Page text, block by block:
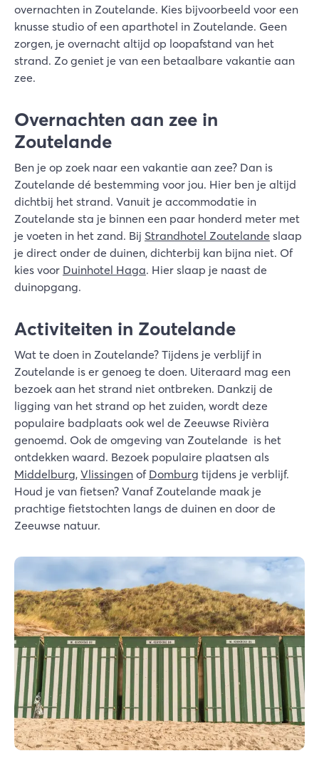
overnachten in Zoutelande. Kies bijvoorbeeld voor een
knusse studio of een aparthotel in Zoutelande. Geen
zorgen, je overnacht altijd op loopafstand van het
strand. Zo geniet je van een betaalbare vakantie aan
zee.
Overnachten aan zee in
Zoutelande
Ben je op zoek naar een vakantie aan zee? Dan is
Zoutelande dé bestemming voor jou. Hier ben je altijd
dichtbij het strand. Vanuit je accommodatie in
Zoutelande sta je binnen een paar honderd meter met
je voeten in het zand. Bij Strandhotel Zoutelande slaap
je direct onder de duinen, dichterbij kan bijna niet. Of
kies voor Duinhotel Haga. Hier slaap je naast de
duinopgang.
Activiteiten in Zoutelande
Wat te doen in Zoutelande? Tijdens je verblijf in
Zoutelande is er genoeg te doen. Uiteraard mag een
bezoek aan het strand niet ontbreken. Dankzij de
ligging van het strand op het zuiden, wordt deze
populaire badplaats ook wel de Zeeuwse Rivièra
genoemd. Ook de omgeving van Zoutelande is het
ontdekken waard. Bezoek populaire plaatsen als
Middelburg, Vlissingen of Domburg tijdens je verblijf.
Houd je van fietsen? Vanaf Zoutelande maak je
prachtige fietstochten langs de duinen en door de
Zeeuwse natuur.